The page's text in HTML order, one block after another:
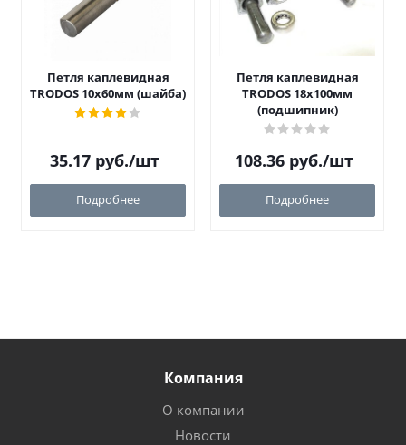
Петля каплевидная
TRODOS 10х60мм (шайба)
35.17 руб./шт
Подробнее
Петля каплевидная
TRODOS 18х100мм
(подшипник)
108.36 руб./шт
Подробнее
Компания
О компании
Новости